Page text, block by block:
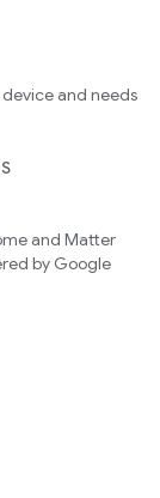
and needs
and Matter
by Google